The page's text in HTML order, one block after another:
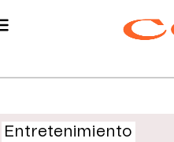
Entretenimiento